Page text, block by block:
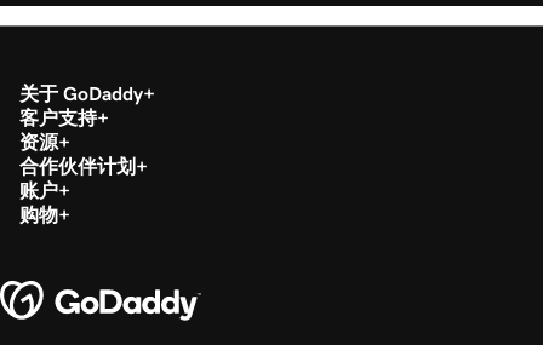
关于 GoDaddy
客户支持
资源
合作伙伴计划
账户
购物